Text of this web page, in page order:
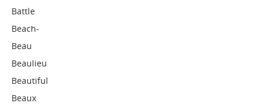
Battle
Beach-
Beau
Beaulieu
Beautiful
Beaux